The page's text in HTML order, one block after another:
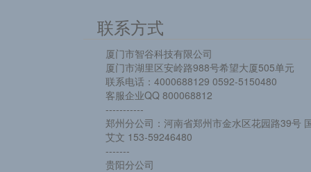
联系方式
厦门市智谷科技有限公司
厦门市湖里区安岭路988号希望大厦505单元
联系电话：4000688129 0592-5150480
客服企业QQ 800068812
-----------
郑州分公司：河南省郑州市金水区花园路39号
艾文 153-59246480
-------
贵阳分公司